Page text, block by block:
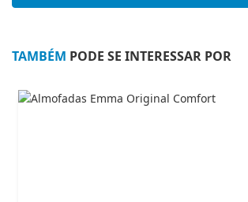
TAMBÉM PODE SE INTERESSAR POR